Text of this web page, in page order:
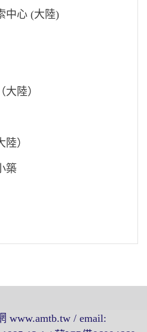
中心 (大陸)
陸）
）
築
www.amtb.tw / email: